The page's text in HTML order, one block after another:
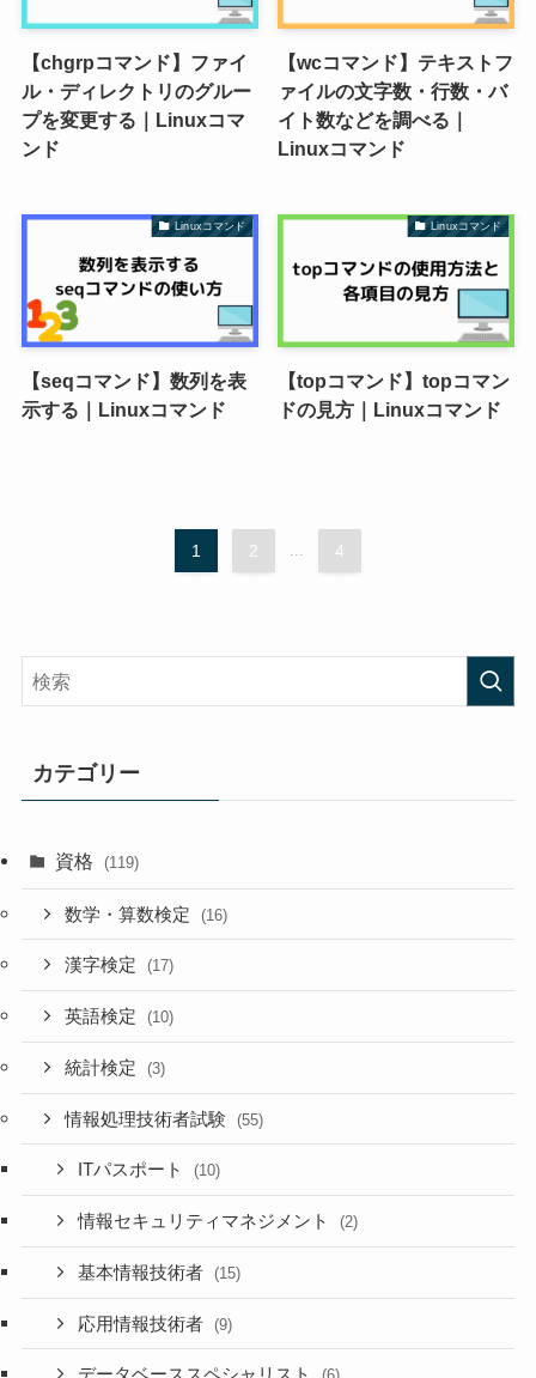
【chgrpコマンド】ファイ
ル・ディレクトリのグルー
プを変更する｜Linuxコマ
ンド
【wcコマンド】テキストフ
ァイルの文字数・行数・バ
イト数などを調べる｜
Linuxコマンド
Linuxコマンド
【seqコマンド】数列を表
示する｜Linuxコマンド
Linuxコマンド
【topコマンド】topコマン
ドの見方｜Linuxコマンド
1 2 4
カテゴリー
資格 (119)
数学・算数検定 (16)
漢字検定 (17)
英語検定 (10)
統計検定 (3)
情報処理技術者試験 (55)
ITパスポート (10)
情報セキュリティマネジメント (2)
基本情報技術者 (15)
応用情報技術者 (9)